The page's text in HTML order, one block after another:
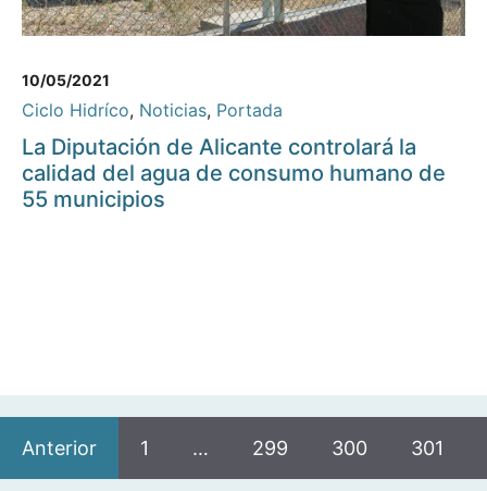
10/05/2021
Ciclo Hidríco, Noticias, Portada
La Diputación de Alicante controlará la
calidad del agua de consumo humano de
55 municipios
Anterior 1 … 299 300 301